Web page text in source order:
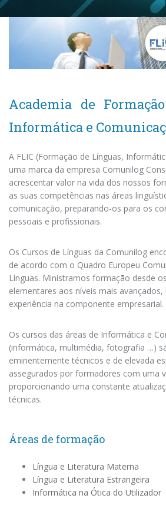
Academia de
Informática e
A FLIC (Formação de Línguas,
uma marca da empresa Comunilog
acrescentar valor na vida dos nossos
as suas competências nas áreas
comunicação, preparando-os para os
pessoais e profissionais.
Os Cursos de Línguas da Comunilog
de acordo com o Quadro Europeu
Línguas. Ministramos formação desde
elementares aos níveis mais
experiência na componente empresarial.
Os cursos das áreas de Informática e
(informática, multimédia, fotografia …)
eminentemente técnicos e de elevada
assegurados por formadores com uma
proporcionando uma constante
técnicas.
Áreas de formação
Língua e Literatura Materna
Língua e Literatura Estrangeira
Informática na Ótica do Utilizador